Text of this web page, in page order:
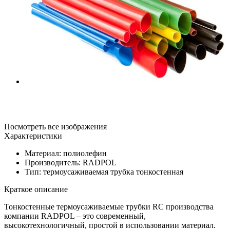
Посмотреть все изображения
Характеристики
Материал: полиолефин
Производитель: RADPOL
Тип: термоусаживаемая трубка тонкостенная
Краткое описание
Тонкостенные термоусаживаемые трубки RC производства
компании RADPOL – это современный,
высокотехнологичный, простой в использовании материал.